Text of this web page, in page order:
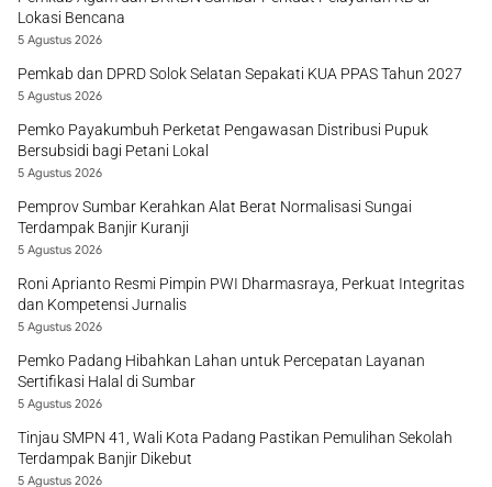
Lokasi Bencana
5 Agustus 2026
Pemkab dan DPRD Solok Selatan Sepakati KUA PPAS Tahun 2027
5 Agustus 2026
Pemko Payakumbuh Perketat Pengawasan Distribusi Pupuk
Bersubsidi bagi Petani Lokal
5 Agustus 2026
Pemprov Sumbar Kerahkan Alat Berat Normalisasi Sungai
Terdampak Banjir Kuranji
5 Agustus 2026
Roni Aprianto Resmi Pimpin PWI Dharmasraya, Perkuat Integritas
dan Kompetensi Jurnalis
5 Agustus 2026
Pemko Padang Hibahkan Lahan untuk Percepatan Layanan
Sertifikasi Halal di Sumbar
5 Agustus 2026
Tinjau SMPN 41, Wali Kota Padang Pastikan Pemulihan Sekolah
Terdampak Banjir Dikebut
5 Agustus 2026